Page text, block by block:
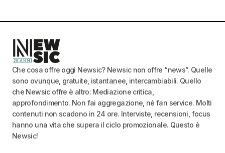
Che cosa offre oggi Newsic? Newsic non offre “news”. Quelle
sono ovunque, gratuite, istantanee, intercambiabili. Quello
che Newsic offre è altro: Mediazione critica,
approfondimento. Non fai aggregazione, né fan service. Molti
contenuti non scadono in 24 ore. Interviste, recensioni, focus
hanno una vita che supera il ciclo promozionale. Questo è
Newsic!